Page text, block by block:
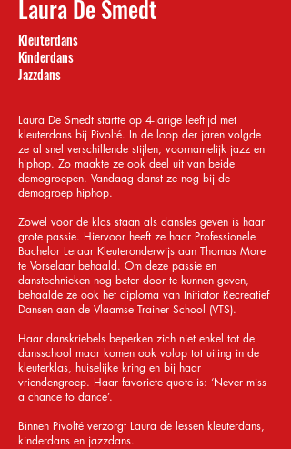
Laura De Smedt
Kleuterdans
Kinderdans
Jazzdans
Laura De Smedt startte op 4-jarige leeftijd met
kleuterdans bij Pivolté. In de loop der jaren volgde
ze al snel verschillende stijlen, voornamelijk jazz en
hiphop. Zo maakte ze ook deel uit van beide
demogroepen. Vandaag danst ze nog bij de
demogroep hiphop.
Zowel voor de klas staan als dansles geven is haar
grote passie. Hiervoor heeft ze haar Professionele
Bachelor Leraar Kleuteronderwijs aan Thomas More
te Vorselaar behaald. Om deze passie en
danstechnieken nog beter door te kunnen geven,
behaalde ze ook het diploma van Initiator Recreatief
Dansen aan de Vlaamse Trainer School (VTS).
Haar danskriebels beperken zich niet enkel tot de
dansschool maar komen ook volop tot uiting in de
kleuterklas, huiselijke kring en bij haar
vriendengroep. Haar favoriete quote is: ‘Never miss
a chance to dance’.
Binnen Pivolté verzorgt Laura de lessen kleuterdans,
kinderdans en jazzdans.